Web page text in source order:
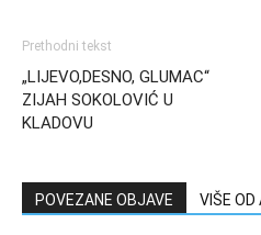
Prethodni tekst
„LIJEVO,DESNO, GLUMAC“
ZIJAH SOKOLOVIĆ U
KLADOVU
POVEZANE OBJAVE VIŠE